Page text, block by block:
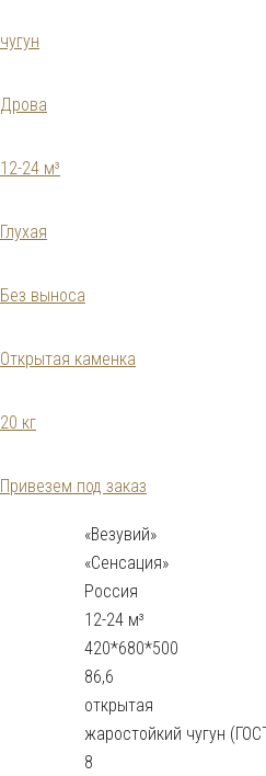
чугун
Дрова
12-24 м³
Глухая
Без выноса
Открытая каменка
20 кг
Привезем под заказ
«Везувий»
«Сенсация»
Россия
12-24 м³
420*680*500
86,6
открытая
жаростойкий чугун
8